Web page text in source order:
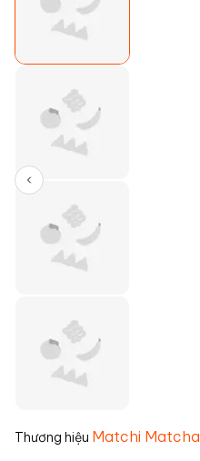
Thương hiệu Matchi Matcha